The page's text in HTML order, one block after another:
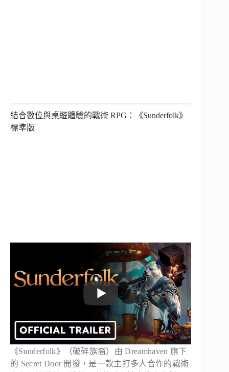
結合數位與桌遊體驗的戰術 RPG：《Sunderfolk》
標準版
《Sunderfolk》（破碎族裔）由 Dreamhaven 旗下
的 Secret Door 開發，是一款主打多人合作的戰術